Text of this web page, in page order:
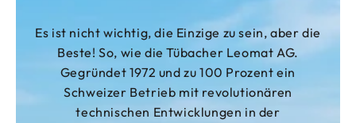
Es ist nicht wichtig, die Einzige zu sein, aber die
Beste! So, wie die Tübacher Leomat AG.
Gegründet 1972 und zu 100 Prozent ein
Schweizer Betrieb mit revolutionären
technischen Entwicklungen in der